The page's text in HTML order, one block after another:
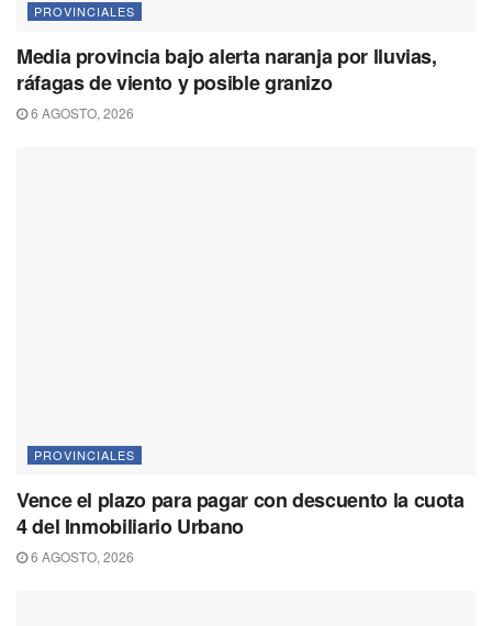
PROVINCIALES
Media provincia bajo alerta naranja por lluvias,
ráfagas de viento y posible granizo
6 AGOSTO, 2026
PROVINCIALES
Vence el plazo para pagar con descuento la cuota
4 del Inmobiliario Urbano
6 AGOSTO, 2026